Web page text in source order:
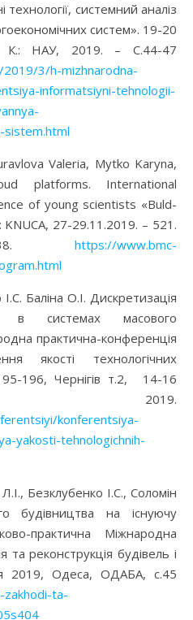
системний аналіз
систем». 19-20
К.: НАУ, 2019. – С.44-47
3/h-mizhnarodna-
informatsiyni-tehnologii-
sistem.html
Valeria, Mytko Karyna,
platforms. International
of young scientists «Buld-
27-29.11.2019. – 521.
https://www.bmc-
Баліна О.І. Дискретизація
в системах масового
практична-конференція
якості технологічних
196, Чернігів т.2, 14-16
2019.
konferentsiya-
yakosti-tehnologichnih-
Безклубенко І.С., Соломін
будівництва на існуючу
практична Міжнародна
та реконструкція будівель і
2019, Одеса, ОДАБА, с.45
zakhodi-ta-